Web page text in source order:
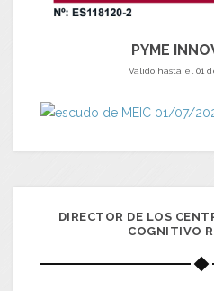
PYME
Válido hasta el 01
DIRECTOR DE LOS
COGNITIVO